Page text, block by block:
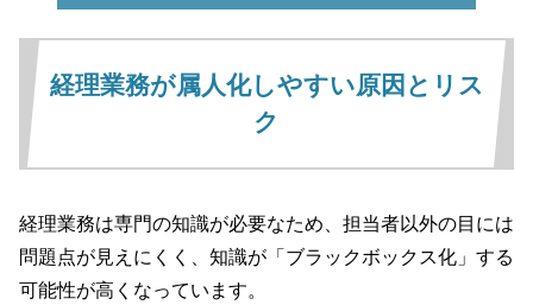
経理業務が属人化しやすい原因とリス
ク
経理業務は専門の知識が必要なため、担当者以外の目には
問題点が見えにくく、知識が「ブラックボックス化」する
可能性が高くなっています。